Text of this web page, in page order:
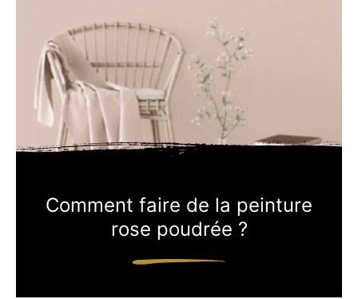
Comment faire de la peinture
rose poudrée ?